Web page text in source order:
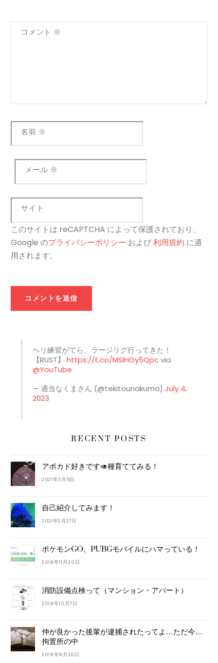
コメント ※
名前 ※
メール ※
サイト
このサイトは reCAPTCHA によって保護されており、
Google のプライバシーポリシー および利用規約 に適
用されます。
ヘリ練習がてら、ラージリグ行ってきた！
【RUST】 https://t.co/MSIHGy5Qpcvia
@YouTube
— 適当なくまさん (@tekitounakuma) July 4,
2023
RECENT POSTS
アボカド好きです🥑種育ててみる！
2021年3月5日
自己紹介してみます！
2021年2月27日
ポケモンGO、PUBGモバイルにハマっている！
2018年11月30日
消防設備点検って（マンション・アパート）
2018年10月7日
仲が良かった後輩が逮捕されたってよ…ただ今…
拘置所の中
2018年9月20日